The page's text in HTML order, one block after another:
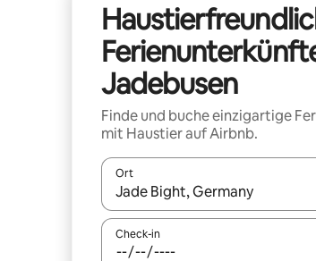
Jadebusen
Finde und buche einzigartige
mit Haustier auf Airbnb.
Ort
Wenn Ergebnisse verfügbar sind,
Check-in